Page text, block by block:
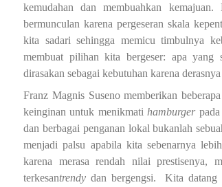
kemudahan dan membuahkan
bermunculan karena pergeseran skala
kita sadari sehingga memicu timbulnya
membuat pilihan kita bergeser: apa yang
dirasakan sebagai kebutuhan karena
Franz Magnis Suseno memberikan
keinginan untuk menikmati hamburger
dan berbagai penganan lokal bukanlah
menjadi palsu apabila kita sebenarnya
karena merasa rendah nilai prestisenya,
terkesantrendy dan bergengsi. Kita datang